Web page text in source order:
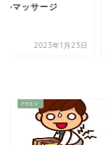
ルマッサージ
2023年1月23日